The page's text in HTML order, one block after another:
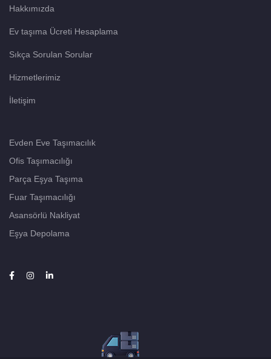
Hakkımızda
Ev taşıma Ücreti Hesaplama
Sıkça Sorulan Sorular
Hizmetlerimiz
İletişim
Evden Eve Taşımacılık
Ofis Taşımacılığı
Parça Eşya Taşıma
Fuar Taşımacılığı
Asansörlü Nakliyat
Eşya Depolama